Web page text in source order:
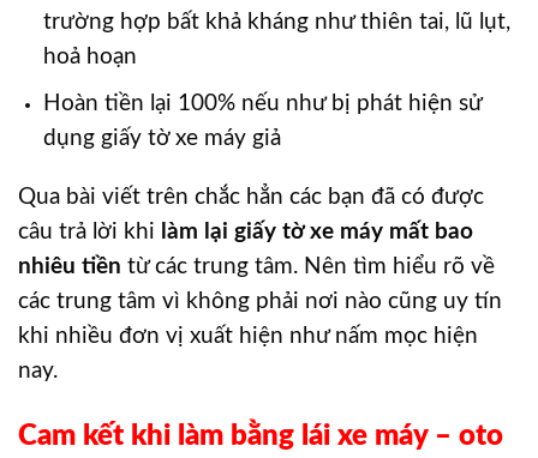
trường hợp bất khả kháng như thiên tai, lũ lụt,
hoả hoạn
Hoàn tiền lại 100% nếu như bị phát hiện sử
dụng giấy tờ xe máy giả
Qua bài viết trên chắc hẳn các bạn đã có được
câu trả lời khi làm lại giấy tờ xe máy mất bao
nhiêu tiền từ các trung tâm. Nên tìm hiểu rõ về
các trung tâm vì không phải nơi nào cũng uy tín
khi nhiều đơn vị xuất hiện như nấm mọc hiện
nay.
Cam kết khi làm bằng lái xe máy – oto